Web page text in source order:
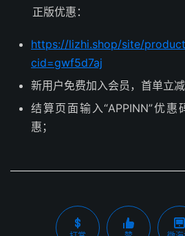
正版优惠：
https://lizhi.shop/site/
cid=gwf5d7aj
新用户免费加入会员，首单立
结算页面输入“APPINN”优
惠；